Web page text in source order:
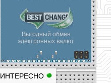
Выгодный обмен
электронных валют
ИНТЕРЕСНО